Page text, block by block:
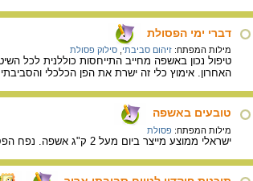
דברי ימי הפסולת
מילות המפתח: זיהום סביבתי סילוק פסולת
טיפול נכון באשפה מחייב התייחסות כוללנית לכל
האחרון. אימוץ כלי זה ישרת את הפן הכלכלי
טובעים באשפה
מילות המפתח: פסולת
ישראלי ממוצע מייצר ביום מעל 2 ק"ג אשפה. נפח הפסולת השנתית של כולנו שווה ל -1000 בניני מגורים בני 10 קומות. איך נילחם בהררי האשפה?